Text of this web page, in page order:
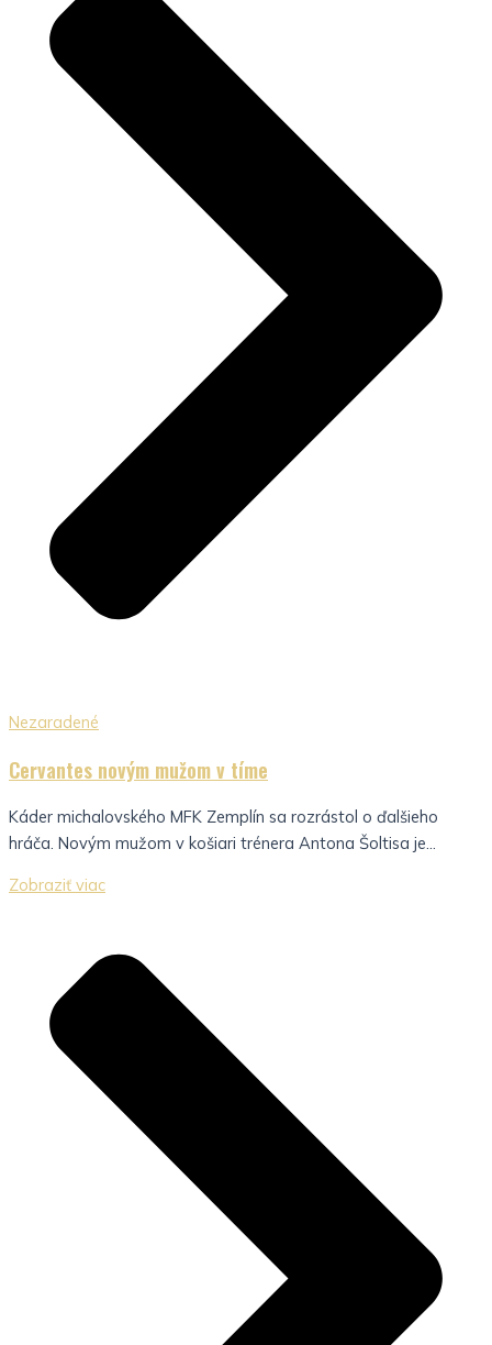
Nezaradené
Cervantes novým mužom v tíme
Káder michalovského MFK Zemplín sa rozrástol o ďalšieho
hráča. Novým mužom v košiari trénera Antona Šoltisa je...
Zobraziť viac